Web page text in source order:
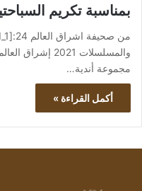
بمناسبة تكريم
مجموعة أندية…
أكمل القراءة »